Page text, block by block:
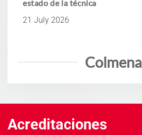
estado de la técnica
21 July 2026
Colmena
Acreditaciones